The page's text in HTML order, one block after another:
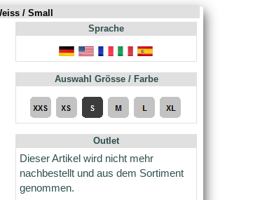
/ Small
Sprache
Auswahl Grösse / Farbe
Outlet
Dieser Artikel wird nicht mehr
nachbestellt und aus dem Sortiment
genommen.